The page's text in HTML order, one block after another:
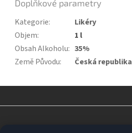
Doplňkové parametry
Kategorie:
Likéry
Objem:
1 l
Obsah Alkoholu: 35%
Země Původu: Česká republika